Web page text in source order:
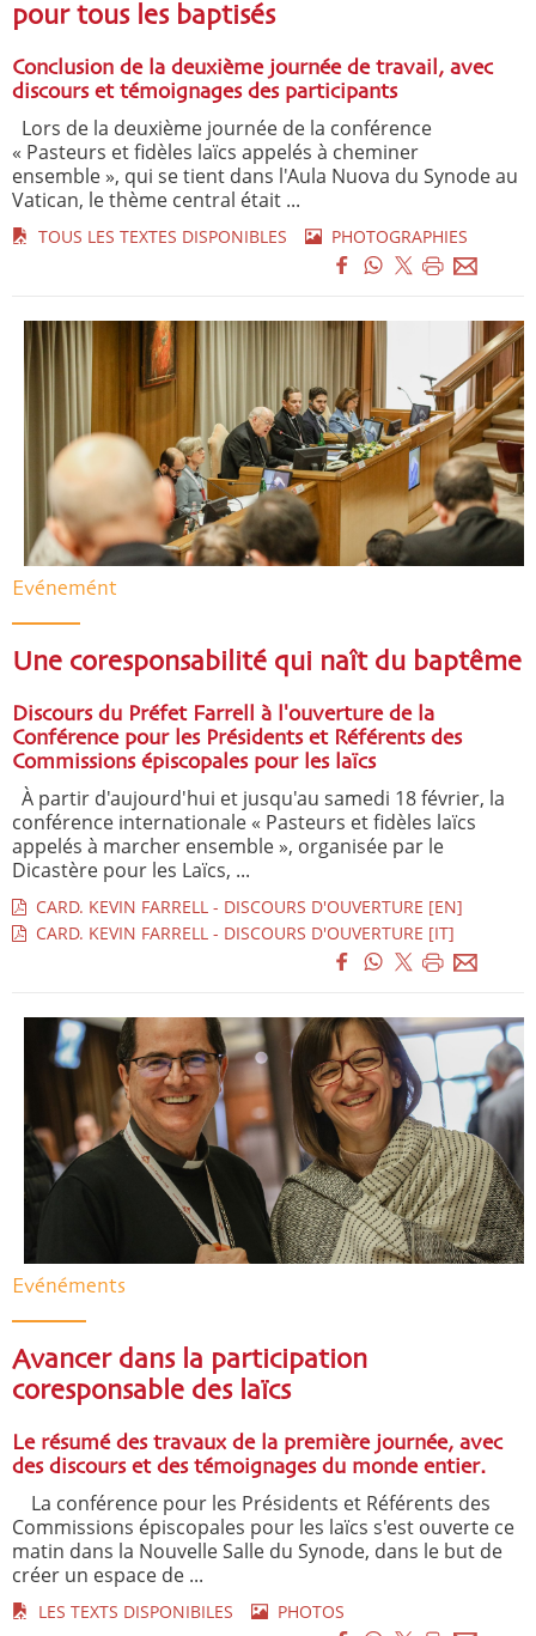
pour tous les baptisés
Conclusion de la deuxième journée de travail, avec
discours et témoignages des participants
Lors de la deuxième journée de la conférence
« Pasteurs et fidèles laïcs appelés à cheminer
ensemble », qui se tient dans l'Aula Nuova du Synode au
Vatican, le thème central était ...
TOUS LES TEXTES DISPONIBLES PHOTOGRAPHIES
Evénemént
Une coresponsabilité qui naît du baptême
Discours du Préfet Farrell à l'ouverture de la
Conférence pour les Présidents et Référents des
Commissions épiscopales pour les laïcs
À partir d'aujourd'hui et jusqu'au samedi 18 février, la
conférence internationale « Pasteurs et fidèles laïcs
appelés à marcher ensemble », organisée par le
Dicastère pour les Laïcs, ...
CARD. KEVIN FARRELL - DISCOURS D'OUVERTURE [EN]
CARD. KEVIN FARRELL - DISCOURS D'OUVERTURE [IT]
Evénéments
Avancer dans la participation
coresponsable des laïcs
Le résumé des travaux de la première journée, avec
des discours et des témoignages du monde entier.
La conférence pour les Présidents et Référents des
Commissions épiscopales pour les laïcs s'est ouverte ce
matin dans la Nouvelle Salle du Synode, dans le but de
créer un espace de ...
LES TEXTS DISPONIBILES PHOTOS